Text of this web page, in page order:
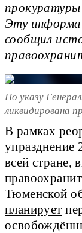
Эту
сообщил
По указу
ликвидирована
В рамках
упразднение
всей стране,
Тюменской
планирует